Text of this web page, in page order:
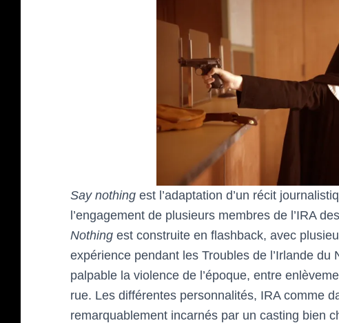
Say nothing est l’adaptation d’un récit
l’engagement de plusieurs membres de l’IRA
Nothing est construite en flashback, avec
expérience pendant les Troubles de l’Irlande
palpable la violence de l’époque, entre
rue. Les différentes personnalités, IRA comme
remarquablement incarnés par un casting bien